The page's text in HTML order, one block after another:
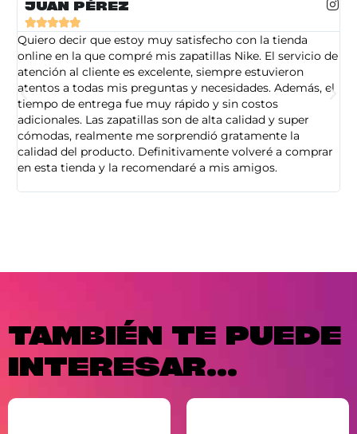
JUAN PÉREZ

Quiero decir que estoy muy satisfecho con la tienda
online en la que compré mis zapatillas Nike. El servicio de
atención al cliente es excelente, siempre estuvieron
atentos a todas mis preguntas y necesidades. Además, el
tiempo de entrega fue muy rápido y sin costos
adicionales. Las zapatillas son de alta calidad y super
cómodas, realmente me sorprendió gratamente la
calidad del producto. Definitivamente volveré a comprar
en esta tienda y la recomendaré a mis amigos.
TAMBIÉN TE PUEDE
INTERESAR...